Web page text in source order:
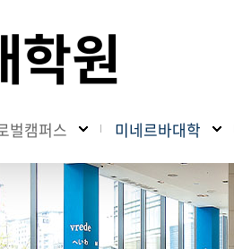
학원
벌캠퍼스 미네르바대학